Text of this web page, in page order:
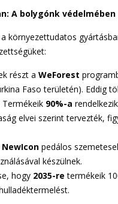
A bolygónk védelmében
környezettudatos
részt a WeForest
Faso területén). Eddig
Termékeik 90%-a
elvei szerint tervezték,
NewIcon pedálos
készülnek.
hogy 2035-re termékeik